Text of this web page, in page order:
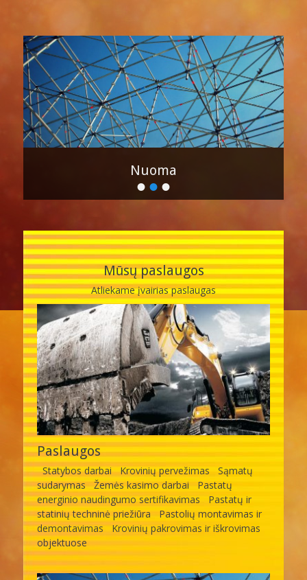
•••
Nuoma
pagal
Mūsų paslaugos
Atliekame įvairias paslaugas
Paslaugos
Statybos darbai Krovinių pervežimas Sąmatų
sudarymas Žemės kasimo darbai Pastatų
energinio naudingumo sertifikavimas Pastatų ir
statinių techninė priežiūra Pastolių montavimas ir
demontavimas Krovinių pakrovimas ir iškrovimas
objektuose